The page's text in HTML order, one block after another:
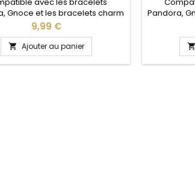
Gnoce et les bracelets charm
site idéal pour : Noël, Saint
anniversaire, cadeau, fête
Prix
9,99 €
 Ajouter au panier
Pandora,
de notre
Valentin,
